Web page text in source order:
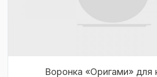
Воронка «Оригами» для